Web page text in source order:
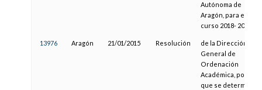
Autónoma de
Aragón, para el
curso 2018- 2019
13976 Aragón 21/01/2015 Resolución
de la Dirección
General de
Ordenación
Académica, por la
que se determina